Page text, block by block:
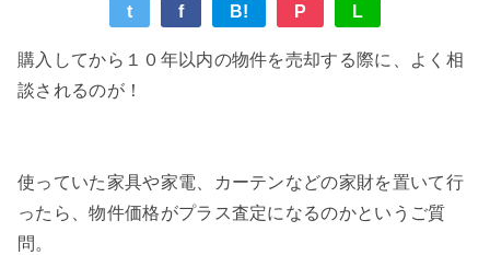
t f B! P L
購入してから１０年以内の物件を売却する際に、よく相
談されるのが！
使っていた家具や家電、カーテンなどの家財を置いて行
ったら、物件価格がプラス査定になるのかというご質
問。